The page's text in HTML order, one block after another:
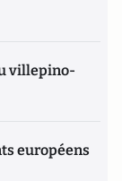
villepino-
européens